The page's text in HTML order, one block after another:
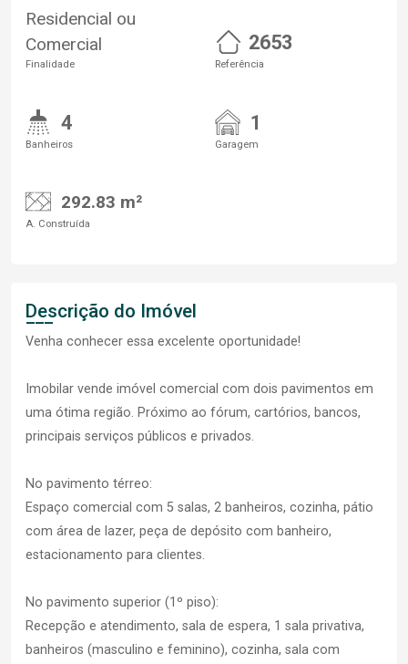
Residencial ou
Comercial
Finalidade
2653
Referência
4
Banheiros
1
Garagem
292.83 m²
A. Construída
Descrição do Imóvel
Venha conhecer essa excelente oportunidade!
Imobilar vende imóvel comercial com dois pavimentos em
uma ótima região. Próximo ao fórum, cartórios, bancos,
principais serviços públicos e privados.
No pavimento térreo:
Espaço comercial com 5 salas, 2 banheiros, cozinha, pátio
com área de lazer, peça de depósito com banheiro,
estacionamento para clientes.
No pavimento superior (1º piso):
Recepção e atendimento, sala de espera, 1 sala privativa,
banheiros (masculino e feminino), cozinha, sala com